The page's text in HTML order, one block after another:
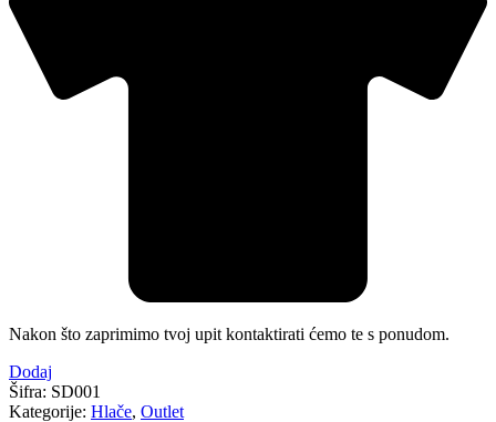
Nakon što zaprimimo tvoj upit kontaktirati ćemo te s ponudom.
Dodaj
Šifra: SD001
Kategorije: Hlače, Outlet